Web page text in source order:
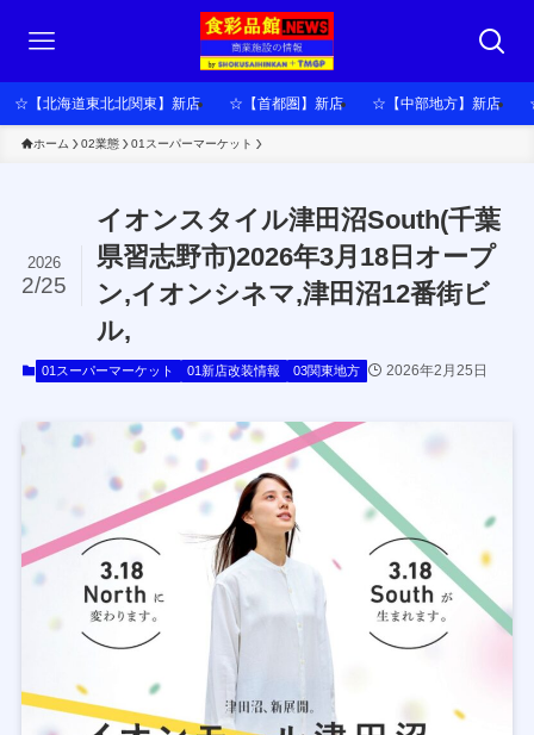
☆【北海道東北北関東】新店 ☆【首都圏】新店 ☆【中部地方】新店
ホーム 02業態 01スーパーマーケット
イオンスタイル津田沼South(千葉
県習志野市)2026年3月18日オープ
ン,イオンシネマ,津田沼12番街ビ
ル,
2026
2/25
01スーパーマーケット 01新店改装情報 03関東地方 2026年2月25日